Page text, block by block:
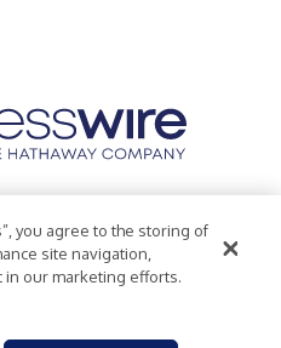
Accessibility Statement
you agree to the storing of
site navigation,
in our marketing efforts.